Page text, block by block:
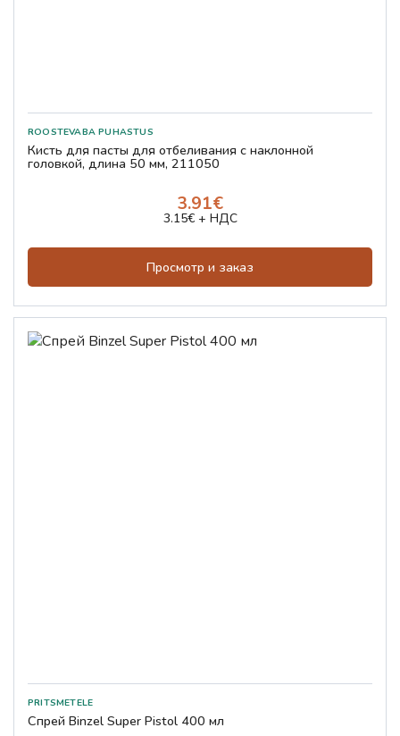
Кисть для пасты для отбеливания с наклонной
головкой, длина 50 мм, 211050
3.91€
3.15€ + НДС
Просмотр и заказ
Спрей Binzel Super Pistol 400 мл